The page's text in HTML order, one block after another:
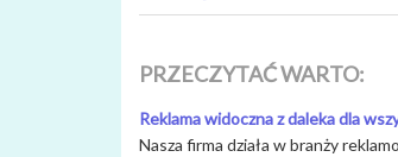
PRZECZYTAĆ WARTO:
Reklama widoczna z daleka dla
Nasza firma działa w branży